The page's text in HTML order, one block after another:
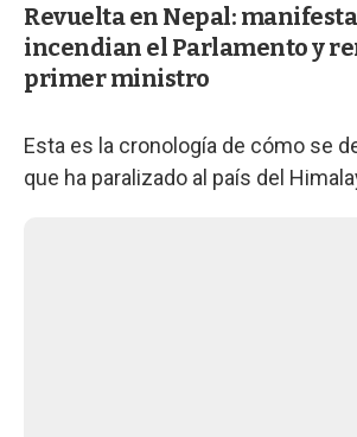
Revuelta en Nepal:
incendian el Parlamento y
primer ministro
Esta es la cronología de cómo se
que ha paralizado al país del